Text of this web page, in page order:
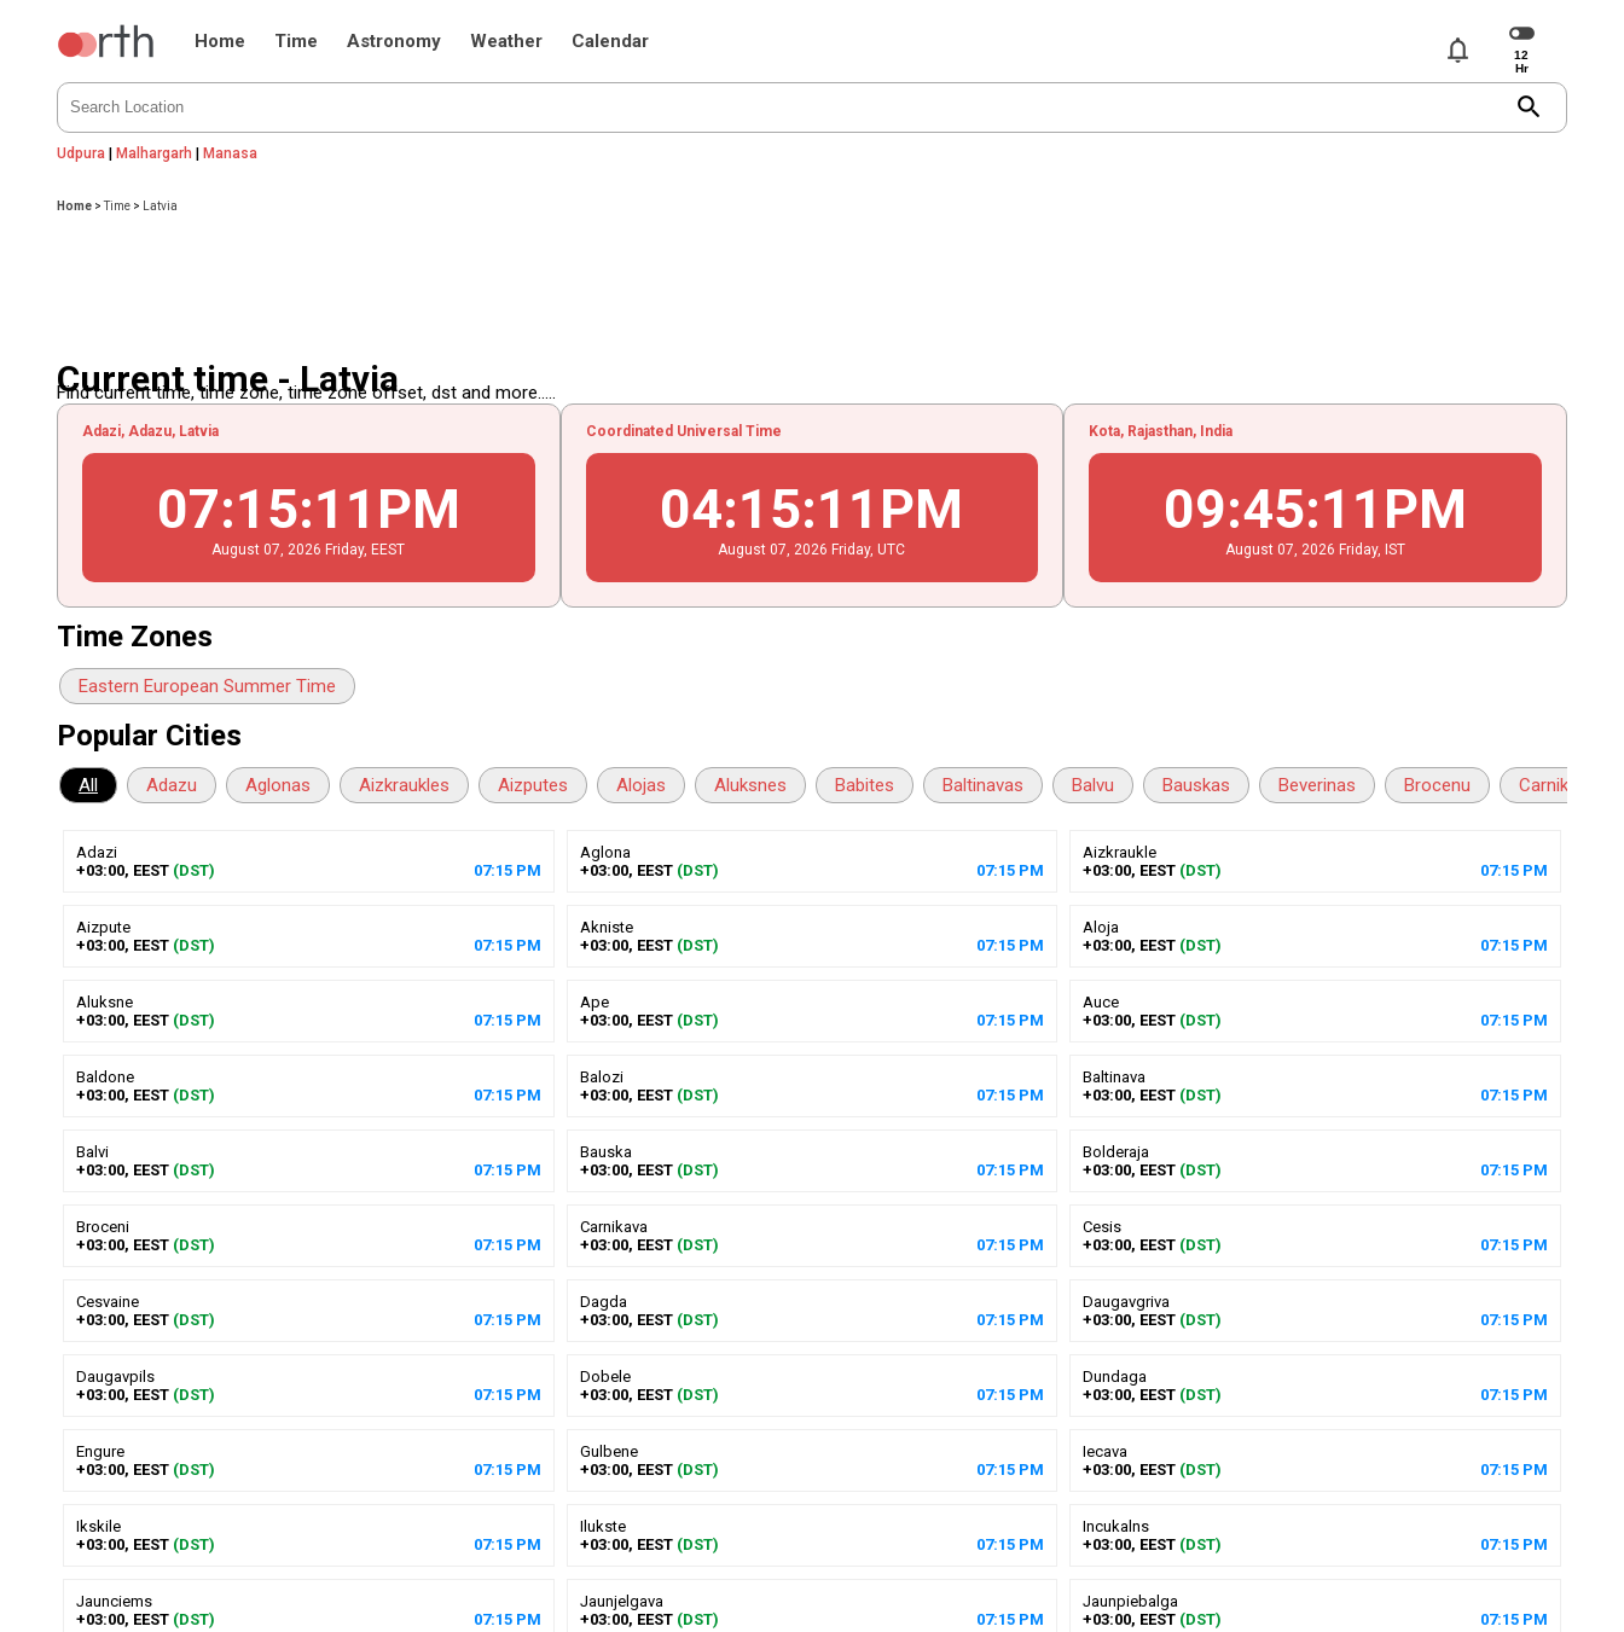
Home Time Astronomy Weather Calendar notifications
search
Udpura |Malhargarh |Manasa
Home >Time > Latvia
Current time - Latvia
Find current time, time zone, time zone offset, dst and more.....
Adazi, Adazu, Latvia
07:15:12 PM
August 07 , 2026 Friday, EEST
Coordinated Universal Time
04:15:12 PM
August 07 , 2026 Friday, UTC
Kota, Rajasthan, India
09:45:12 PM
August 07 , 2026 Friday, IST
Time Zones
Eastern European Summer Time
Popular Cities
All Adazu Aglonas Aizkraukles Aizputes Alojas Aluksnes Babites Baltinavas Balvu Bauskas Beverinas Brocenu Carnikavas
Adazi
+03:00, EEST (DST) 07:15PM
Aglona
+03:00, EEST (DST) 07:15 PM
Aizkraukle
+03:00, EEST (DST) 07:15PM
Aizpute
+03:00, EEST (DST) 07:15PM
Akniste
+03:00, EEST (DST) 07:15 PM
Aloja
+03:00, EEST (DST) 07:15PM
Aluksne
+03:00, EEST (DST) 07:15PM
Ape
+03:00, EEST (DST) 07:15 PM
Auce
+03:00, EEST (DST) 07:15PM
Baldone
+03:00, EEST (DST) 07:15PM
Balozi
+03:00, EEST (DST) 07:15 PM
Baltinava
+03:00, EEST (DST) 07:15PM
Balvi
+03:00, EEST (DST) 07:15PM
Bauska
+03:00, EEST (DST) 07:15 PM
Bolderaja
+03:00, EEST (DST) 07:15PM
Broceni
+03:00, EEST (DST) 07:15PM
Carnikava
+03:00, EEST (DST) 07:15 PM
Cesis
+03:00, EEST (DST) 07:15PM
Cesvaine
+03:00, EEST (DST) 07:15PM
Dagda
+03:00, EEST (DST) 07:15 PM
Daugavgriva
+03:00, EEST (DST) 07:15PM
Daugavpils
+03:00, EEST (DST) 07:15PM
Dobele
+03:00, EEST (DST) 07:15 PM
Dundaga
+03:00, EEST (DST) 07:15PM
Engure
+03:00, EEST (DST) 07:15PM
Gulbene
+03:00, EEST (DST) 07:15 PM
Iecava
+03:00, EEST (DST) 07:15PM
Ikskile
+03:00, EEST (DST) 07:15PM
Ilukste
+03:00, EEST (DST) 07:15 PM
Incukalns
+03:00, EEST (DST) 07:15PM
Jaunciems
+03:00, EEST (DST) 07:15PM
Jaunjelgava
+03:00, EEST (DST) 07:15 PM
Jaunpiebalga
+03:00, EEST (DST) 07:15PM